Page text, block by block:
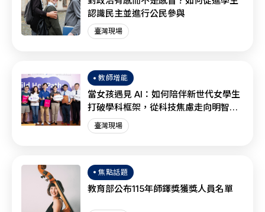
認識民主並進行公民參與
臺灣現場
教師增能
當女孩遇見 AI：如何陪伴新世代女學生
打破學科框架，從科技焦慮走向明智協
作？
臺灣現場
焦點話題
教育部公布115年師鐸獎獲獎人員名單